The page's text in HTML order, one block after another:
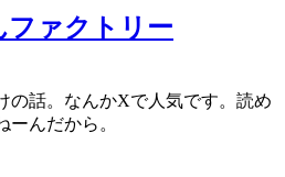
ファクトリー
の話。なんかXで人気です。読め
んだから。